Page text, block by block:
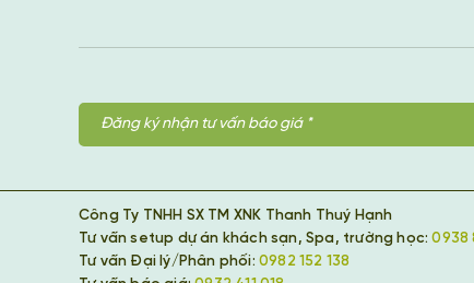
Công Ty TNHH SX TM XNK Thanh Thuý Hạnh
Tư vấn setup dự án khách sạn, Spa, trường học:0938
Tư vấn Đại lý/Phân phối: 0982 152 138